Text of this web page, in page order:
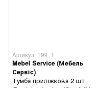
Артикул: 199_1
Mebel Service (Мебель
Сервіс)
Тумба приліжкова 2 шт